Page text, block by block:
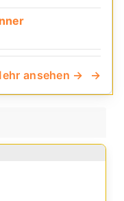
ansehen →